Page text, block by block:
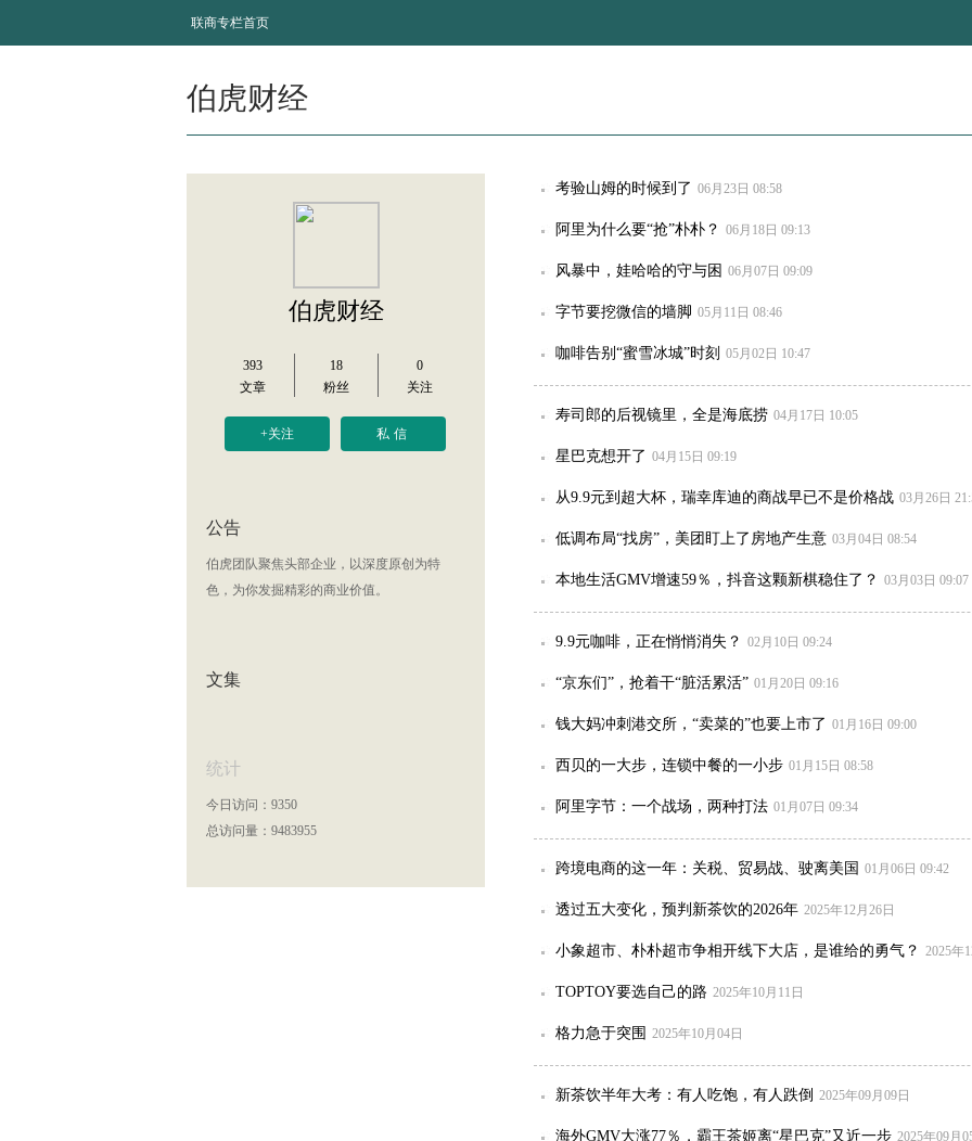
联商专栏首页
伯虎财经
伯虎财经
393
文章
18
粉丝
0
关注
+关注 私信
公告
伯虎团队聚焦头部企业，以深度原创为特
色，为你发掘精彩的商业价值。
文集
统计
今日访问：9350
总访问量：9483955
考验山姆的时候到了 06月23日 08:58
阿里为什么要“抢”朴朴？ 06月18日 09:13
风暴中，娃哈哈的守与困 06月07日 09:09
字节要挖微信的墙脚 05月11日 08:46
咖啡告别“蜜雪冰城”时刻 05月02日 10:47
寿司郎的后视镜里，全是海底捞 04月17日 10:05
星巴克想开了 04月15日 09:19
从9.9元到超大杯，瑞幸库迪的商战早已不是价格战 03月26日
低调布局“找房”，美团盯上了房地产生意 03月04日 08:54
本地生活GMV增速59％，抖音这颗新棋稳住了？ 03月03日 09:07
9.9元咖啡，正在悄悄消失？ 02月10日 09:24
“京东们”，抢着干“脏活累活” 01月20日 09:16
钱大妈冲刺港交所，“卖菜的”也要上市了 01月16日 09:00
西贝的一大步，连锁中餐的一小步 01月15日 08:58
阿里字节：一个战场，两种打法 01月07日 09:34
跨境电商的这一年：关税、贸易战、驶离美国 01月06日 09:42
透过五大变化，预判新茶饮的2026年 2025年12月26日
小象超市、朴朴超市争相开线下大店，是谁给的勇气？ 2025年
TOPTOY要选自己的路 2025年10月11日
格力急于突围 2025年10月04日
新茶饮半年大考：有人吃饱，有人跌倒 2025年09月09日
海外GMV大涨77％，霸王茶姬离“星巴克”又近一步 2025年09月